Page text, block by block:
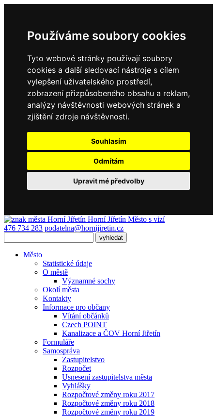
Používáme soubory cookies
Tyto webové stránky používají soubory
cookies a další sledovací nástroje s cílem
vylepšení uživatelského prostředí,
zobrazení přizpůsobeného obsahu a reklam,
analýzy návštěvnosti webových stránek a
zjištění zdroje návštěvnosti.
Souhlasím
Odmítám
Upravit mé předvolby
Horní Jiřetín Město s vizí
476 734 283 podatelna@hornijiretin.cz
Město
Statistické údaje
O městě
Významné sochy
Okolí města
Kontakty
Informace pro občany
Vítání občánků
Czech POINT
Kanalizace a ČOV Horní Jiřetín
Formuláře
Samospráva
Zastupitelstvo
Rozpočet
Usnesení zastupitelstva města
Vyhlášky
Rozpočtové změny roku 2017
Rozpočtové změny roku 2018
Rozpočtové změny roku 2019